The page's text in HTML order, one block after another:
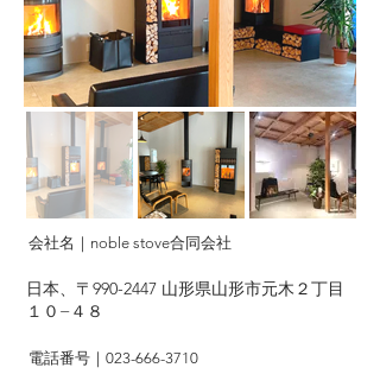
会社名｜noble stove合同会社
日本、〒990-2447 山形県山形市元木２丁目
１０−４８
電話番号｜023-666-3710